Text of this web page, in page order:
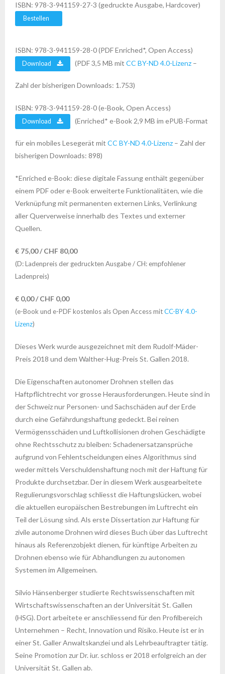
ISBN: 978-3-941159-27-3 (gedruckte Ausgabe, Hardcover)
Bestellen
ISBN: 978-3-941159-28-0 (PDF Enriched*, Open Access)
Download (PDF 3,5 MB mitCC BY-ND 4.0-Lizenz –
Zahl der bisherigen Downloads: 1.753)
ISBN: 978-3-941159-28-0 (e-Book, Open Access)
Download (Enriched* e-Book 2,9 MB im ePUB-Format
für ein mobiles Lesegerät mit CC BY-ND 4.0-Lizenz – Zahl der
bisherigen Downloads: 898)
*Enriched e-Book: diese digitale Fassung enthält gegenüber
einem PDF oder e-Book erweiterte Funktionalitäten, wie die
Verknüpfung mit permanenten externen Links, Verlinkung
aller Querverweise innerhalb des Textes und externer
Quellen.
€ 75,00 / CHF 80,00
(D: Ladenpreis der gedruckten Ausgabe / CH: empfohlener
Ladenpreis)
€ 0,00 / CHF 0,00
(e-Book und e-PDF kostenlos als Open Access mitCC-BY 4.0-
Lizenz)
Dieses Werk wurde ausgezeichnet mit dem Rudolf-Mäder-
Preis 2018 und dem Walther-Hug-Preis St. Gallen 2018.
Die Eigenschaften autonomer Drohnen stellen das
Haftpflichtrecht vor grosse Herausforderungen. Heute sind in
der Schweiz nur Personen- und Sachschäden auf der Erde
durch eine Gefährdungshaftung gedeckt. Bei reinen
Vermögensschäden und Luftkollisionen drohen Geschädigte
ohne Rechtsschutz zu bleiben: Schadenersatzansprüche
aufgrund von Fehlentscheidungen eines Algorithmus sind
weder mittels Verschuldenshaftung noch mit der Haftung für
Produkte durchsetzbar. Der in diesem Werk ausgearbeitete
Regulierungsvorschlag schliesst die Haftungslücken, wobei
die aktuellen europäischen Bestrebungen im Luftrecht ein
Teil der Lösung sind. Als erste Dissertation zur Haftung für
zivile autonome Drohnen wird dieses Buch über das Luftrecht
hinaus als Referenzobjekt dienen, für künftige Arbeiten zu
Drohnen ebenso wie für Abhandlungen zu autonomen
Systemen im Allgemeinen.
Silvio Hänsenberger studierte Rechtswissenschaften mit
Wirtschaftswissenschaften an der Universität St. Gallen
(HSG). Dort arbeitete er anschliessend für den Profilbereich
Unternehmen – Recht, Innovation und Risiko. Heute ist er in
einer St. Galler Anwaltskanzlei und als Lehrbeauftragter tätig.
Seine Promotion zur Dr. iur. schloss er 2018 erfolgreich an der
Universität St. Gallen ab.